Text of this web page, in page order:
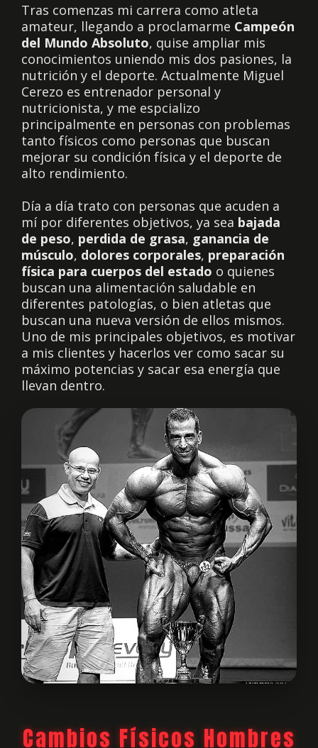
Tras comenzas mi carrera como atleta
amateur, llegando a proclamarme Campeón
del Mundo Absoluto, quise ampliar mis
conocimientos uniendo mis dos pasiones, la
nutrición y el deporte. Actualmente Miguel
Cerezo es entrenador personal y
nutricionista, y me espcializo
principalmente en personas con problemas
tanto físicos como personas que buscan
mejorar su condición física y el deporte de
alto rendimiento.
Día a día trato con personas que acuden a
mí por diferentes objetivos, ya sea bajada
de peso, perdida de grasa, ganancia de
músculo, dolores corporales, preparación
física para cuerpos del estado o quienes
buscan una alimentación saludable en
diferentes patologías, o bien atletas que
buscan una nueva versión de ellos mismos.
Uno de mis principales objetivos, es motivar
a mis clientes y hacerlos ver como sacar su
máximo potencias y sacar esa energía que
llevan dentro.
Cambios Físicos Hombres